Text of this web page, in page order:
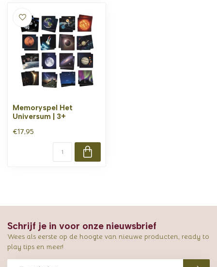
Memoryspel Het
Universum | 3+
€17,95
Schrijf je in voor onze nieuwsbrief
Wees als eerste op de hoogte van nieuwe producten, ready to
play tips en meer!